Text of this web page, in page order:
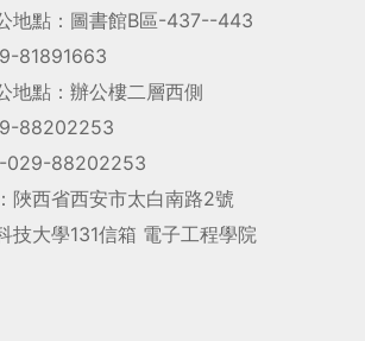
地點：圖書館B區-437--443
81891663
地點：辦公樓二層西側
88202253
029-88202253
陜西省西安市太白南路2號
技大學131信箱 電子工程學院